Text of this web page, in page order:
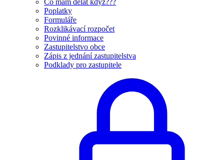
Co mám dělat když???
Poplatky
Formuláře
Rozklikávací rozpočet
Povinné informace
Zastupitelstvo obce
Zápis z jednání zastupitelstva
Podklady pro zastupitele